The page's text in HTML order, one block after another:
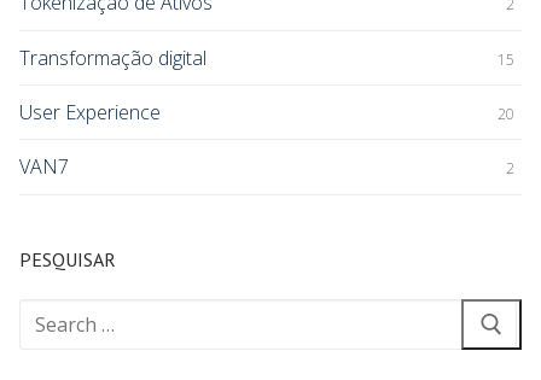
2
Transformação digital 15
User Experience 20
VAN7 2
PESQUISAR